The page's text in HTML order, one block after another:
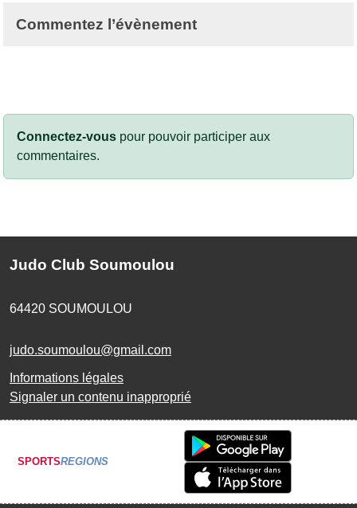
Commentez l’évènement
Connectez-vous pour pouvoir participer aux
commentaires.
Judo Club Soumoulou
64420 SOUMOULOU
judo.soumoulou@gmail.com
Informations légales
Signaler un contenu inapproprié
SPORTSREGIONS